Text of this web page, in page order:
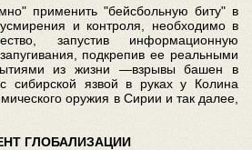
применить "бейсбольную биту" в
усмирения и контроля, необходимо в
запустив информационную
подкрепив ее реальными
из жизни —взрывы башен в
сибирской язвой в руках у Колина
оружия в Сирии и так далее,
ГЛОБАЛИЗАЦИИ